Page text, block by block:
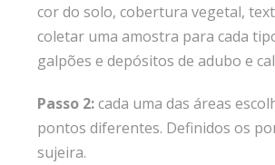
cor do solo, cobertura vegetal,
coletar uma amostra para cada
galpões e depósitos de adubo e
Passo 2:cada uma das áreas
pontos diferentes. Definidos os
sujeira.